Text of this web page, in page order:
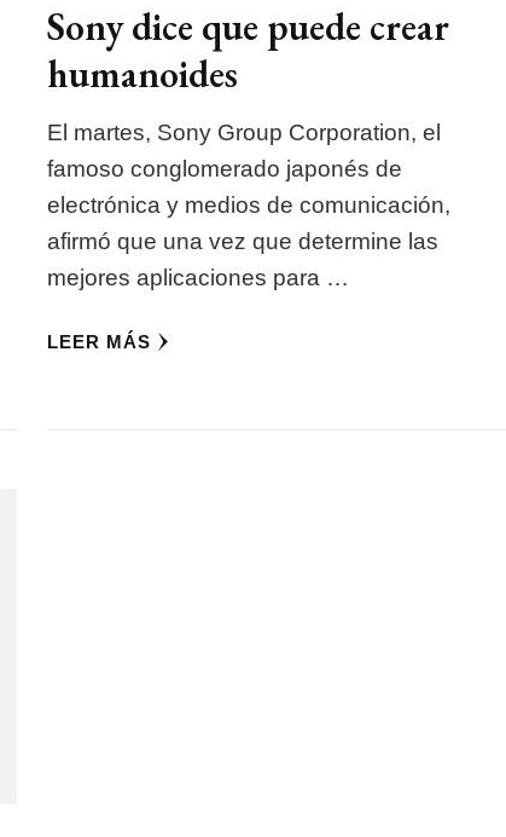
Sony dice que puede crear
humanoides
El martes, Sony Group Corporation, el
famoso conglomerado japonés de
electrónica y medios de comunicación,
afirmó que una vez que determine las
mejores aplicaciones para …
LEER MÁS